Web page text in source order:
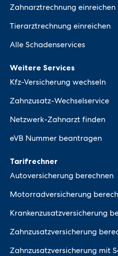
Zahnarztrechnung einreichen
Tierarztrechnung einreichen
Alle Schadenservices
Weitere Services
Kfz-Versicherung wechseln
Zahnzusatz-Wechselservice
Netzwerk-Zahnarzt finden
eVB Nummer beantragen
Tarifrechner
Autoversicherung berechnen
Motorradversicherung
Krankenzusatzversicherung
Zahnzusatzversicherung
Zahnzusatzversicherung mit